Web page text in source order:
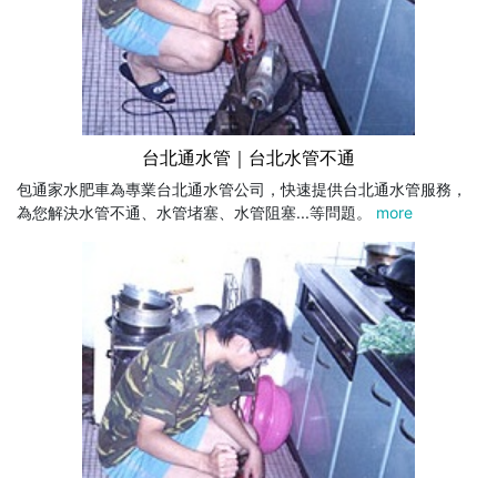
台北通水管｜台北水管不通
包通家水肥車為專業台北通水管公司，快速提供台北通水管服務，
為您解決水管不通、水管堵塞、水管阻塞...等問題。
more